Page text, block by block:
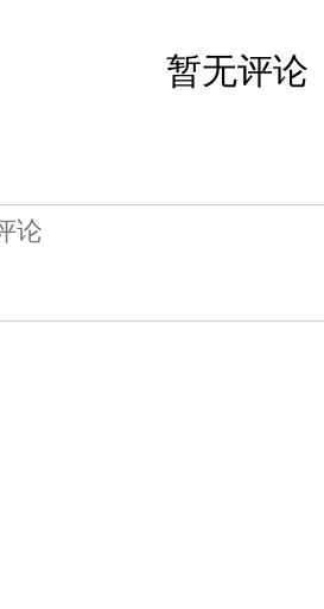
暂无评论